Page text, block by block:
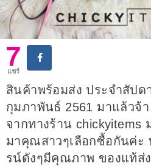
7
แชร์
สินค้าพร้อมส่ง ประจำสัปด
กุมภาพันธ์ 2561 มาแล้วจ้
จากทางร้าน chickyitems
มาคุณสาวๆเลือกซื้อกันค่ะ
รน์ดังๆมีคุณภาพ ของแท้ส่ง